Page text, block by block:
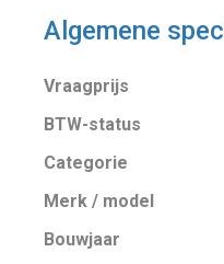
Algemene
Vraagprijs
BTW-status
Categorie
Merk / model
Bouwjaar